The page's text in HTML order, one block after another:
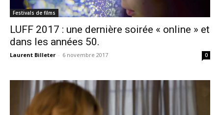
Festivals de films
LUFF 2017 : une dernière soirée « online » et
dans les années 50.
Laurent Billeter - 6 novembre 2017 0